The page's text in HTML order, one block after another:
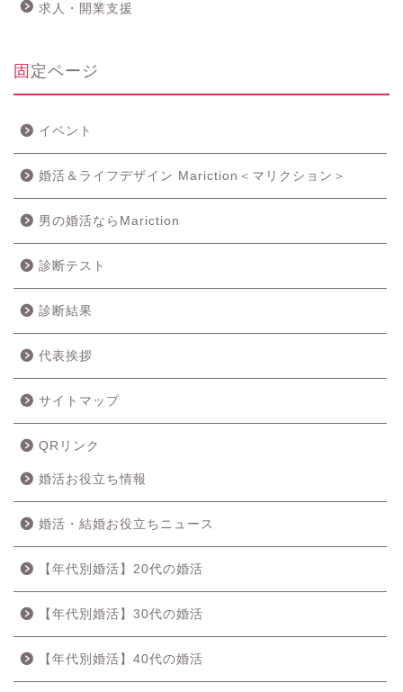
求人・開業支援
固定ページ
イベント
婚活＆ライフデザイン Mariction＜マリクション＞
男の婚活ならMariction
診断テスト
診断結果
代表挨拶
サイトマップ
QRリンク
婚活お役立ち情報
婚活・結婚お役立ちニュース
【年代別婚活】20代の婚活
【年代別婚活】30代の婚活
【年代別婚活】40代の婚活